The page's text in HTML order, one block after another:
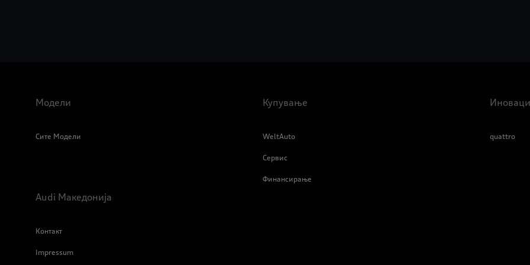
Модели
Сите Модели
Купување
WeltAuto
Сервис
Финансирање
quattro
Audi Македонија
Контакт
Impressum